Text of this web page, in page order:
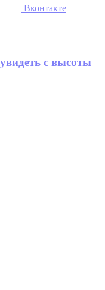
Вконтакте
с высоты